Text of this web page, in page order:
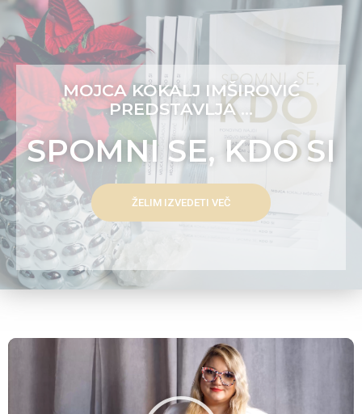
MOJCA KOKALJ IMŠIROVIĆ
PREDSTAVLJA ...
SPOMNI SE, KDO SI
ŽELIM IZVEDETI VEČ